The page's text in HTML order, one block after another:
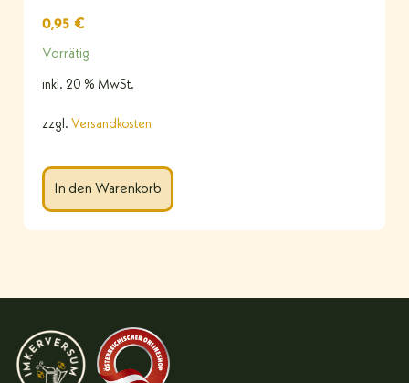
0,95 €
Vorrätig
inkl. 20 % MwSt.
zzgl. Versandkosten
In den Warenkorb